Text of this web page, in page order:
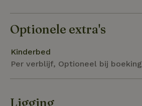
Optionele extra's
Kinderbed
Per verblijf, Optioneel bij boeking
Ligging